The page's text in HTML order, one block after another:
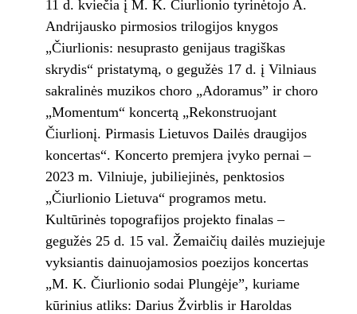
11 d. kviečia į M. K. Čiurlionio tyrinėtojo A.
Andrijausko pirmosios trilogijos knygos
„Čiurlionis: nesuprasto genijaus tragiškas
skrydis“ pristatymą, o gegužės 17 d. į Vilniaus
sakralinės muzikos choro „Adoramus” ir choro
„Momentum“ koncertą „Rekonstruojant
Čiurlionį. Pirmasis Lietuvos Dailės draugijos
koncertas“. Koncerto premjera įvyko pernai –
2023 m. Vilniuje, jubiliejinės, penktosios
„Čiurlionio Lietuva“ programos metu.
Kultūrinės topografijos projekto finalas –
gegužės 25 d. 15 val. Žemaičių dailės muziejuje
vyksiantis dainuojamosios poezijos koncertas
„M. K. Čiurlionio sodai Plungėje”, kuriame
kūrinius atliks: Darius Žvirblis ir Haroldas